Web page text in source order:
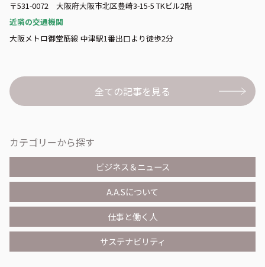
〒531-0072 大阪府大阪市北区豊崎3-15-5 TKビル2階
近隣の交通機関
大阪メトロ御堂筋線 中津駅1番出口より徒歩2分
全ての記事を見る
カテゴリーから探す
ビジネス＆ニュース
A.A.Sについて
仕事と働く人
サステナビリティ